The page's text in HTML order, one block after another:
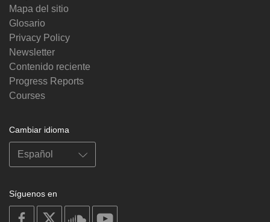
Mapa del sitio
Glosario
Privacy Policy
Newsletter
Contenido reciente
Progress Reports
Courses
Cambiar idioma
Síguenos en
on